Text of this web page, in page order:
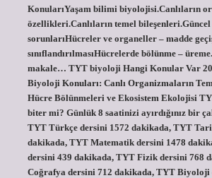
KonularıYaşam bilimi biyolojisi.Canlıların
özellikleri.Canlıların temel bileşenleri.Güncel
sorunlarıHücreler ve organeller – madde
sınıflandırılmasıHücrelerde bölünme –
makale… TYT biyoloji Hangi Konular Var
Biyoloji Konuları: Canlı Organizmaların
Hücre Bölünmeleri ve Ekosistem Ekolojisi
biter mi? Günlük 8 saatinizi ayırdığınız bir
TYT Türkçe dersini 1572 dakikada, TYT
dakikada, TYT Matematik dersini 1478
dersini 439 dakikada, TYT Fizik dersini 768
Coğrafya dersini 712 dakikada, TYT Biyoloji